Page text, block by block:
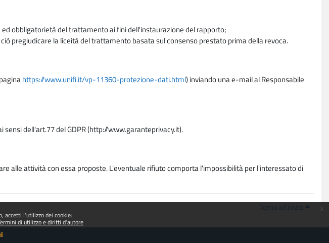
accetti l'utilizzo dei cookie:
di utilizzo e diritti d'autore
obbligatorietà del trattamento ai fini dell'instaurazione del rapporto;
pregiudicare la liceità del trattamento basata sul consenso prestato prima della revoca.
https://www.unifi.it/vp-11360-protezione-dati.html) inviando una e-mail al Responsabile
dell'art.77 del GDPR (http://www.garanteprivacy.it).
alle attività con essa proposte. L'eventuale rifiuto comporta l'impossibilità per l'interessato di
Torna all'inizio